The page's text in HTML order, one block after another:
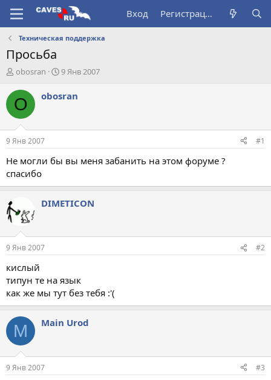
Вход Регистрация
Техническая поддержка
Просьба
А
т
о
т
е
м
ы
obosran
Д
т
а
л
9 Янв 2007
O obosran
9 Янв 2007 #1
Не могли бы вы меня забанить на этом форуме ?
спасибо
DIMETICON
9 Янв 2007 #2
кислый
типун те на язык
как же мы тут без тебя :'(
M Main Urod
9 Янв 2007 #3